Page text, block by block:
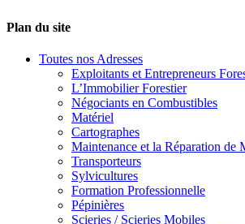
Plan du site
Toutes nos Adresses
Exploitants et Entrepreneurs
L’Immobilier Forestier
Négociants en Combustibles
Matériel
Cartographes
Maintenance et la Réparation de
Transporteurs
Sylvicultures
Formation Professionnelle
Pépinières
Scieries / Scieries Mobiles